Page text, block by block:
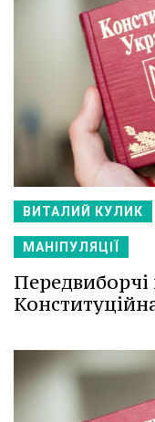
ВИТАЛИЙ КУЛИК
МАНІПУЛЯЦІЇ
Передвиборчі